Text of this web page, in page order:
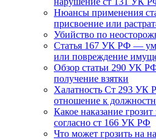
Нюансы применения
присвоение или
Убийство по
Статья 167 УК РФ —
или повреждение
Обзор статьи 290 УК
получение взятки
Халатность Ст 293 УК
отношение к
Какое наказание
согласно ст 166 УК РФ
Что может грозить на